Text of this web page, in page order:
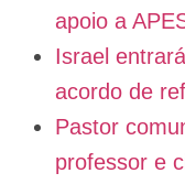
apoio a
Israel
acordo de
Pastor
professor e